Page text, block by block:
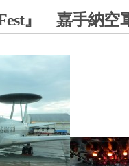
』 嘉手納空